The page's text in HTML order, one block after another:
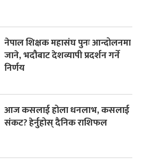
नेपाल शिक्षक महासंघ पुनः आन्दोलनमा
जाने, भदौबाट देशव्यापी प्रदर्शन गर्ने
निर्णय
आज कसलाई होला धनलाभ, कसलाई
संकट? हेर्नुहोस् दैनिक राशिफल